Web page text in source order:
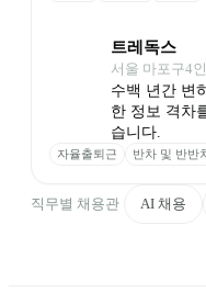
트레독스
서울 마포구4인
수백 년간 변
한 정보 격차
습니다.
자율출퇴근 반차 및 반반
직무별 채용관 AI 채용